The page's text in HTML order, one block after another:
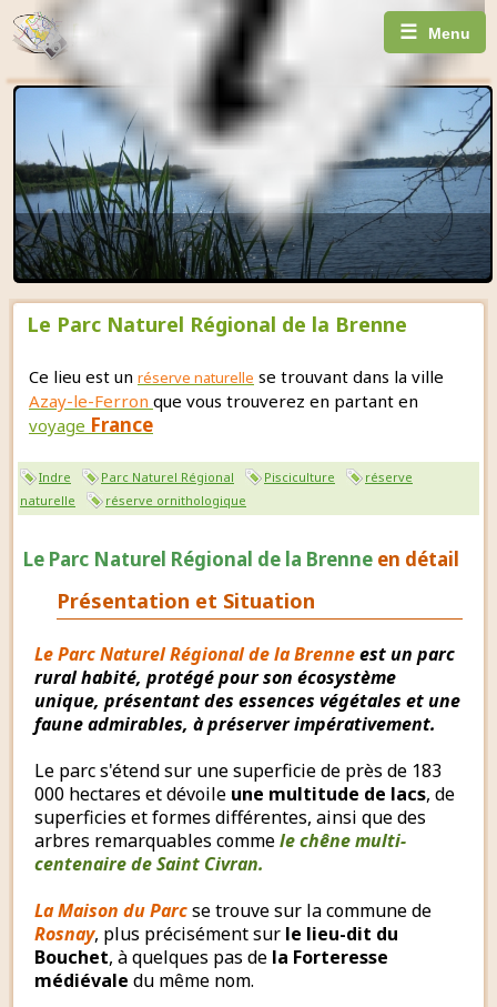
☰ Menu
Le Parc Naturel Régional de la Brenne
Ce lieu est un réserve naturelle se trouvant dans la ville
Azay-le-Ferron que vous trouverez en partant en
voyage France
Indre Parc Naturel Régional Pisciculture
réserve
naturelle
réserve ornithologique
Le Parc Naturel Régional de la Brenne en détail
Présentation et Situation
Le Parc Naturel Régional de la Brenneest un parc
rural habité, protégé pour son écosystème
unique, présentant des essences végétales et une
faune admirables, à préserver impérativement.
Le parc s'étend sur une superficie de près de 183
000 hectares et dévoile une multitude de lacs, de
superficies et formes différentes, ainsi que des
arbres remarquables commele chêne multi-
centenaire de Saint Civran.
La Maison du Parcse trouve sur la commune de
Rosnay, plus précisément sur le lieu-dit du
Bouchet, à quelques pas de la Forteresse
médiévale du même nom.